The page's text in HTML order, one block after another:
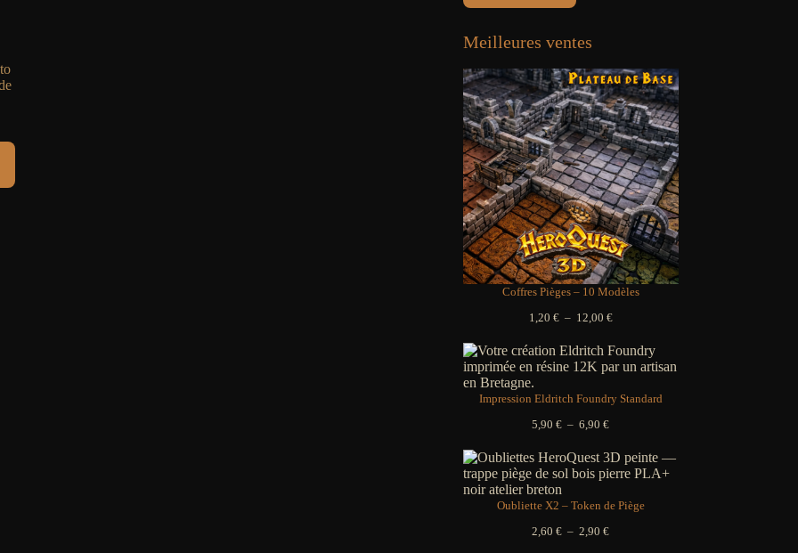
Meilleures ventes
Coffres Pièges – 10 Modèles
1,20 € – 12,00 €Plage
prix :
1,20 €
à
Impression Eldritch Foundry Standard
5,90€ – 6,90€Plage
prix :
5,90 €
à
Oubliette X2 – Token de Piège
2,60€ – 2,90€Plage